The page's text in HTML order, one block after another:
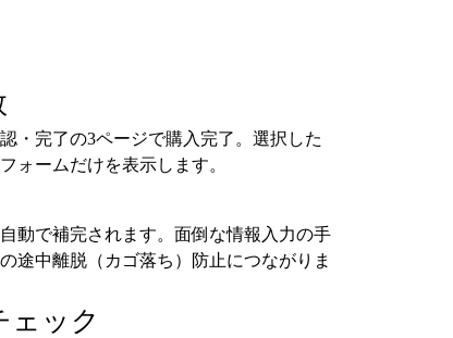
・完了の3ページで購入完了。選択した
ォームだけを表示します。
動で補完されます。面倒な情報入力の手
途中離脱（カゴ落ち）防止につながりま
ェック